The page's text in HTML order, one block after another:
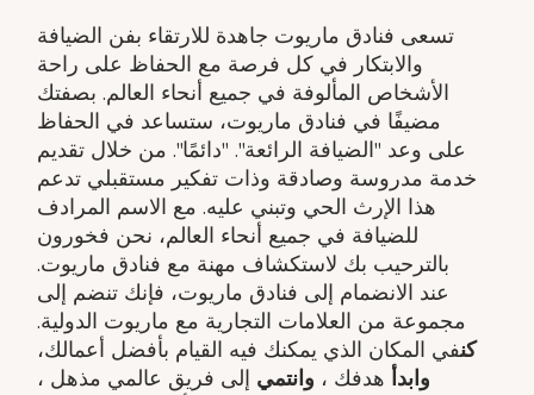
تسعى فنادق ماريوت جاهدة للارتقاء بفن الضيافة
والابتكار في كل فرصة مع الحفاظ على راحة
الأشخاص المألوفة في جميع أنحاء العالم. بصفتك
مضيفًا في فنادق ماريوت، ستساعد في الحفاظ
على وعد "الضيافة الرائعة". "دائمًا". من خلال تقديم
خدمة مدروسة وصادقة وذات تفكير مستقبلي تدعم
هذا الإرث الحي وتبني عليه. مع الاسم المرادف
للضيافة في جميع أنحاء العالم، نحن فخورون
بالترحيب بك لاستكشاف مهنة مع فنادق ماريوت.
عند الانضمام إلى فنادق ماريوت، فإنك تنضم إلى
مجموعة من العلامات التجارية مع ماريوت الدولية.
كنفي المكان الذي يمكنك فيه القيام بأفضل أعمالك،
وابدأ هدفك ​، وانتمي إلى فريق عالمي مذهل ​،